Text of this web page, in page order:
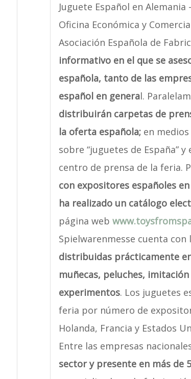
Juguete Español en
Oficina Económica y
Asociación Española de
informativo en el que se
española, tanto de las
español en general.
distribuirán carpetas de
la oferta española;en medios
sobre “juguetes de España”
centro de prensa de la feria.
con expositores españoles
ha realizado un catálogo
página web
Spielwarenmesse cuenta
distribuidas prácticamente
muñecas, peluches,
experimentos. Los juguetes
feria por número de
Holanda, Francia y Estados
Entre las empresas
sector y presente en más de